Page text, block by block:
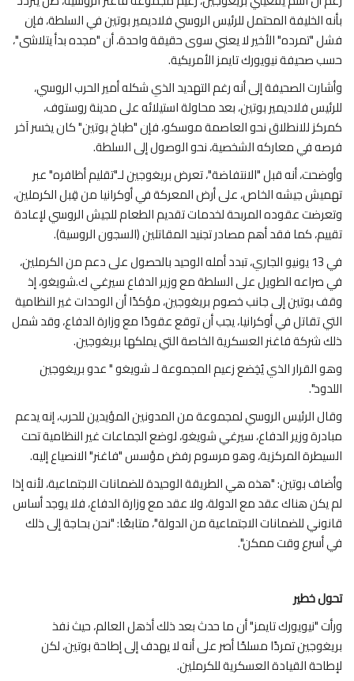
بأنه الخليفة المحتمل للرئيس الروسي فلاديمير بوتين في السلطة، فإن
فشل "تمرده" الأخير لا يعني سوى حقيقة واحدة، أن "مجده بدأ يتلاشى"،
حسب صحيفة نيويورك تايمز الأمريكية.
وأشارت الصحيفة إلى أنه رغم التهديد الذي شكله أمير الحرب الروسي،
للرئيس فلاديمير بوتين، بعد محاولة استيلائه على مدينة روستوف،
كمركز للانطلاق نحو العاصمة موسكو، فإن "طباخ بوتين" كان يخسر آخر
فرصه في معاركه الشخصية، نحو الوصول إلى السلطة.
وأوضحت، أنه قبل "الانتفاضة"، تعرض بريغوجين لـ"تقليم أظافره" عبر
تهميش جيشه الخاص، على أرض المعركة في أوكرانيا من قِبل الكرملين،
وتعرضت عقوده المربحة لخدمات تقديم الطعام للجيش الروسي لإعادة
تقييم، كما فقد أهم مصادر تجنيد المقاتلين (السجون الروسية).
في 13 يونيو الجاري، تبدد أمله الوحيد بالحصول على دعم من الكرملين،
في صراعه الطويل على السلطة مع وزير الدفاع سيرغي ك.شويغو، إذ
وقف بوتين إلى جانب خصوم بريغوجين، مؤكدًا أن الوحدات غير النظامية
التي تقاتل في أوكرانيا، يجب أن توقع عقودًا مع وزارة الدفاع، وقد شمل
ذلك شركة فاغنر العسكرية الخاصة التي يملكها بريغوجين.
وهو القرار الذي يُخِضع زعيم المجموعة لـ شويغو " عدو بريغوجين
اللدود".
وقال الرئيس الروسي لمجموعة من المدونين المؤيدين للحرب، إنه يدعم
مبادرة وزير الدفاع، سيرغي شويغو، لوضع الجماعات غير النظامية تحت
السيطرة المركزية، وهو مرسوم رفض مؤسس "فاغنر" الانصياع إليه.
وأضاف بوتين: "هذه هي الطريقة الوحيدة للضمانات الاجتماعية، لأنه إذا
لم يكن هناك عقد مع الدولة، ولا عقد مع وزارة الدفاع، فلا يوجد أساس
قانوني للضمانات الاجتماعية من الدولة"، متابعًا: "نحن بحاجة إلى ذلك
في أسرع وقت ممكن".
تحول خطير
ورأت "نيويورك تايمز" أن ما حدث بعد ذلك أذهل العالم، حيث نفذ
بريغوجين تمردًا مسلحًا أصر على أنه لا يهدف إلى إطاحة بوتين، لكن
لإطاحة القيادة العسكرية للكرملين.